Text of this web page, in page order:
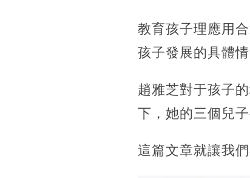
教育孩子理應用
孩子發展的具體
趙雅芝對于孩子
下，她的三個兒
這篇文章就讓我